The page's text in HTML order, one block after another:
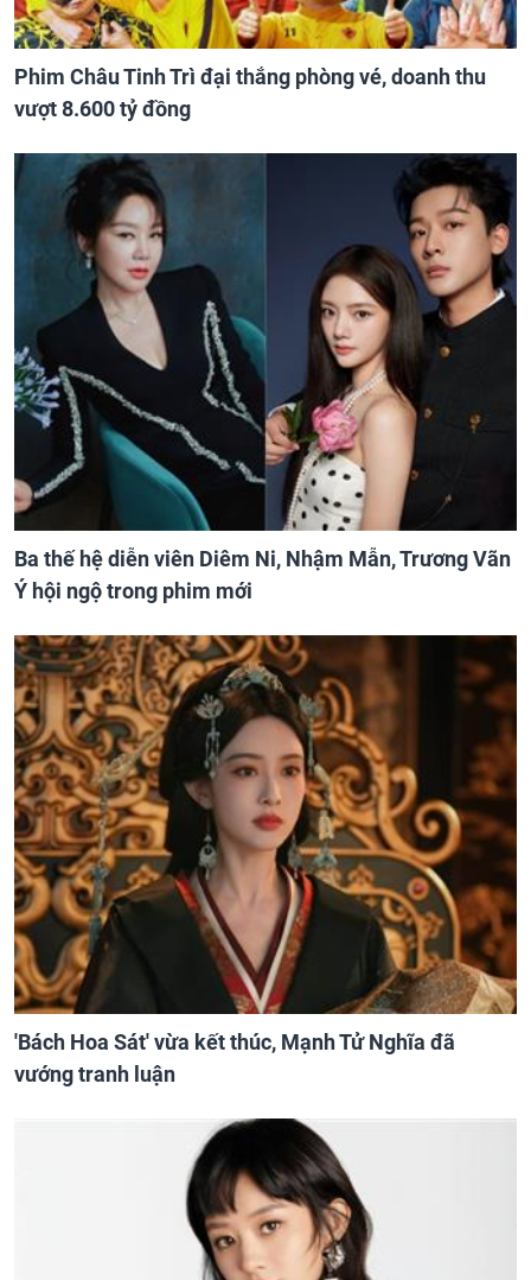
Phim Châu Tinh Trì đại thắng phòng vé, doanh thu
vượt 8.600 tỷ đồng
Ba thế hệ diễn viên Diêm Ni, Nhậm Mẫn, Trương Vãn
Ý hội ngộ trong phim mới
'Bách Hoa Sát' vừa kết thúc, Mạnh Tử Nghĩa đã
vướng tranh luận